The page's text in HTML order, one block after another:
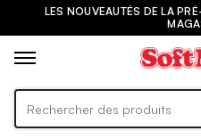
LES NOUVEAUTÉS DE LA